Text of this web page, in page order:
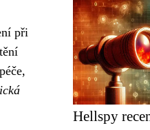
při
Hellspy